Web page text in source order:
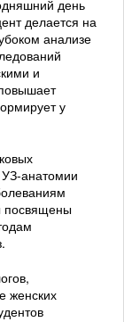
день
делается на
анализе
и
у
УЗ-анатомии
посвящены
женских